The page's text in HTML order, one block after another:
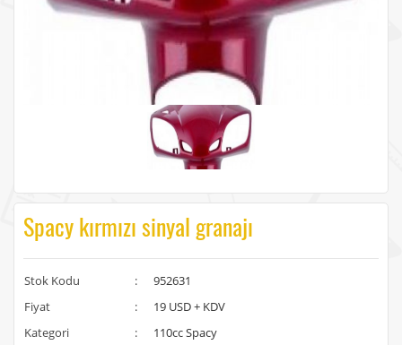
Spacy kırmızı sinyal granajı
Stok Kodu :
952631
Fiyat
:
19 USD + KDV
Kategori
:
110cc Spacy